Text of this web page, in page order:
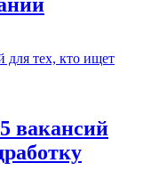
вакансий